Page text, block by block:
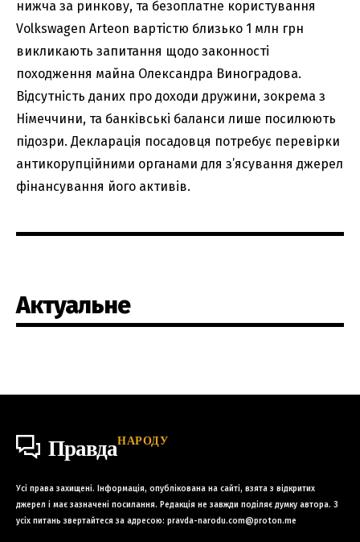
нижча за ринкову, та безоплатне користування
Volkswagen Arteon вартістю близько 1 млн грн
викликають запитання щодо законності
походження майна Олександра Виноградова.
Відсутність даних про доходи дружини, зокрема з
Німеччини, та банківські баланси лише посилюють
підозри. Декларація посадовця потребує перевірки
антикорупційними органами для з’ясування джерел
фінансування його активів.
Актуальне
ПравдаНАРОДУ
Усі права захищені. Інформація, опублікована на сайті, взята з відкритих
джерел і має зазначені посилання. Редакція не завжди поділяє думку автора. З
усіх питань звертайтеся за адресою: pravda-narodu.com@proton.me